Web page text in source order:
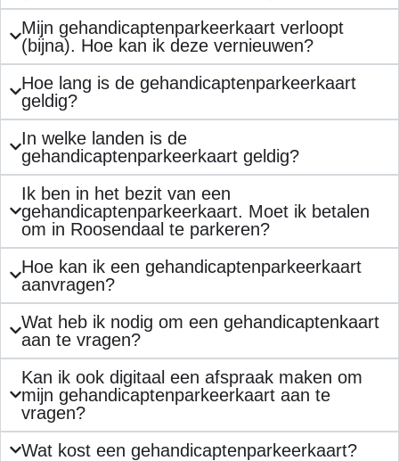
Mijn gehandicaptenparkeerkaart verloopt
(bijna). Hoe kan ik deze vernieuwen?
Hoe lang is de gehandicaptenparkeerkaart
geldig?
In welke landen is de
gehandicaptenparkeerkaart geldig?
Ik ben in het bezit van een
gehandicaptenparkeerkaart. Moet ik betalen
om in Roosendaal te parkeren?
Hoe kan ik een gehandicaptenparkeerkaart
aanvragen?
Wat heb ik nodig om een gehandicaptenkaart
aan te vragen?
Kan ik ook digitaal een afspraak maken om
mijn gehandicaptenparkeerkaart aan te
vragen?
Wat kost een gehandicaptenparkeerkaart?